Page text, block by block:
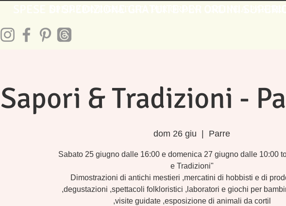
Sapori & Tradizioni -
dom 26 giu Parre
Sabato 25 giugno dalle 16:00 e domenica 27 giugno dalle 10:00
e Tradizioni"
Dimostrazioni di antichi mestieri ,mercatini di hobbisti e di
,degustazioni ,spettacoli folkloristici ,laboratori e giochi per
,visite guidate ,esposizione di animali da cortil